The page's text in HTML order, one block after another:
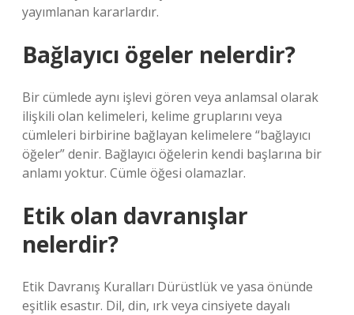
yayımlanan kararlardır.
Bağlayıcı ögeler nelerdir?
Bir cümlede aynı işlevi gören veya anlamsal olarak
ilişkili olan kelimeleri, kelime gruplarını veya
cümleleri birbirine bağlayan kelimelere “bağlayıcı
öğeler” denir. Bağlayıcı öğelerin kendi başlarına bir
anlamı yoktur. Cümle öğesi olamazlar.
Etik olan davranışlar
nelerdir?
Etik Davranış Kuralları Dürüstlük ve yasa önünde
eşitlik esastır. Dil, din, ırk veya cinsiyete dayalı